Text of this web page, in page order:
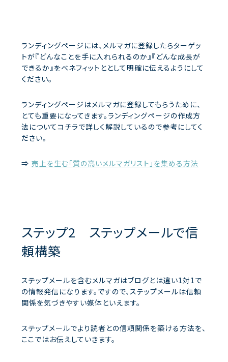
ランディングページには、メルマガに登録したらターゲッ
トが『どんなことを手に入れられるのか』『どんな成長が
できるか』をベネフィットととして明確に伝えるようにして
ください。
ランディングページはメルマガに登録してもらうために、
とても重要になってきます。ランディングページの作成方
法についてコチラで詳しく解説しているので参考にしてく
ださい。
⇒ 売上を生む「質の高いメルマガリスト」を集める方法
ステップ2 ステップメールで信
頼構築
ステップメールを含むメルマガはブログとは違い1対1で
の情報発信になります。ですので、ステップメールは信頼
関係を気づきやすい媒体といえます。
ステップメールでより読者との信頼関係を築ける方法を、
ここではお伝えしていきます。